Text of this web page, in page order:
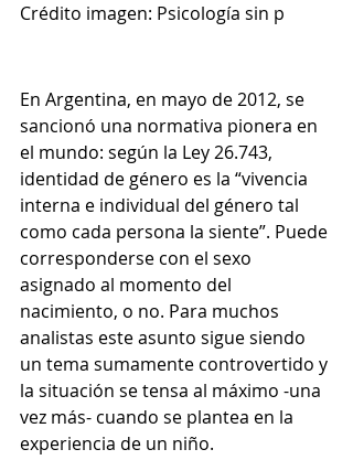
Crédito imagen: Psicología sin p
En Argentina, en mayo de 2012, se
sancionó una normativa pionera en
el mundo: según la Ley 26.743,
identidad de género es la “vivencia
interna e individual del género tal
como cada persona la siente”. Puede
corresponderse con el sexo
asignado al momento del
nacimiento, o no. Para muchos
analistas este asunto sigue siendo
un tema sumamente controvertido y
la situación se tensa al máximo -una
vez más- cuando se plantea en la
experiencia de un niño.